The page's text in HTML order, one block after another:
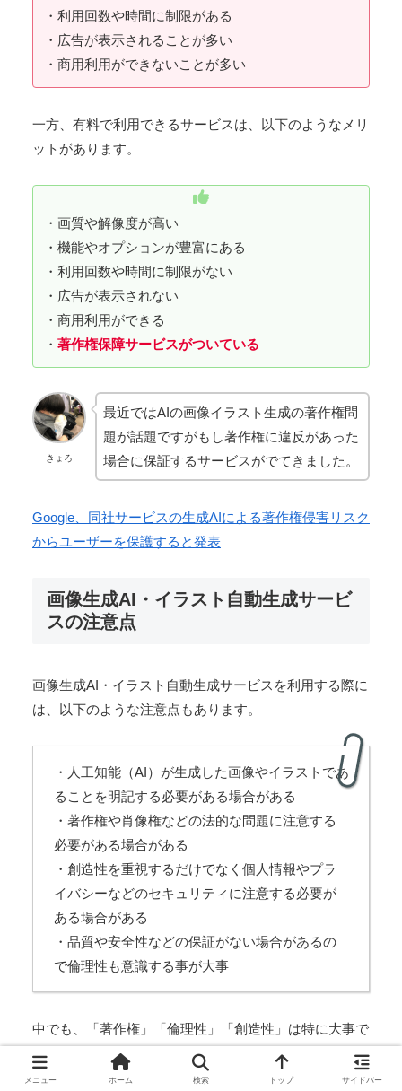
・利用回数や時間に制限がある
・広告が表示されることが多い
・商用利用ができないことが多い
一方、有料で利用できるサービスは、以下のようなメリ
ットがあります。
・画質や解像度が高い
・機能やオプションが豊富にある
・利用回数や時間に制限がない
・広告が表示されない
・商用利用ができる
・ 著作権保障サービスがついている
きょろ
最近ではAIの画像イラスト生成の著作権問
題が話題ですがもし著作権に違反があった
場合に保証するサービスがでてきました。
Google、同社サービスの生成AIによる著作権侵害リスク
からユーザーを保護すると発表
画像生成AI・イラスト自動生成サービ
スの注意点
画像生成AI・イラスト自動生成サービスを利用する際に
は、以下のような注意点もあります。
・人工知能（AI）が生成した画像やイラストであ
ることを明記する必要がある場合がある
・著作権や肖像権などの法的な問題に注意する
必要がある場合がある
・創造性を重視するだけでなく個人情報やプラ
イバシーなどのセキュリティに注意する必要が
ある場合がある
・品質や安全性などの保証がない場合があるの
で倫理性も意識する事が大事
中でも、「著作権」「倫理性」「創造性」は特に大事で
す。
メニュー ホーム 検索 トップ サイドバー